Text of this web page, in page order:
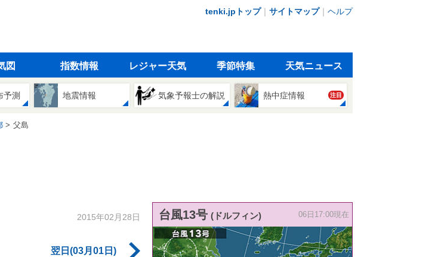
tenki.jpトップ｜ サイトマップ｜ ヘルプ
図 指数情報 レジャー天気 季節特集 天気ニュース
予測 地震情報 気象予報士の解説 熱中症情報 注目
父島
2015年02月28日
翌日(03月01日)
台風13号 (ドルフィン) 06日17:00現在